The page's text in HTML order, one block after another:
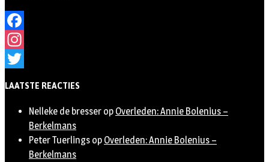
Facebook
Instagram
LAATSTE REACTIES
Nelleke de bresser op Overleden: Annie Bolenius –
Berkelmans
Peter Tuerlings op Overleden: Annie Bolenius –
Berkelmans